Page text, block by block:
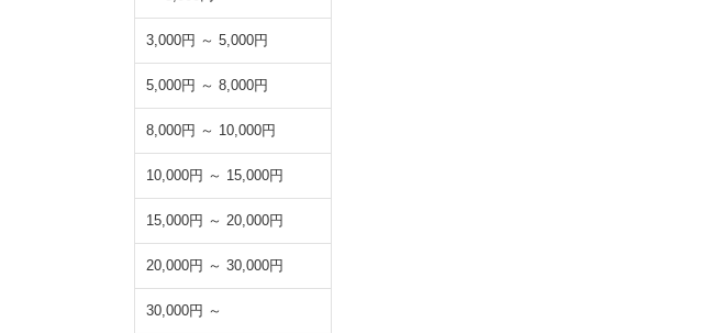
3,000円 ～ 5,000円
5,000円 ～ 8,000円
8,000円 ～ 10,000円
10,000円 ～ 15,000円
15,000円 ～ 20,000円
20,000円 ～ 30,000円
30,000円 ～